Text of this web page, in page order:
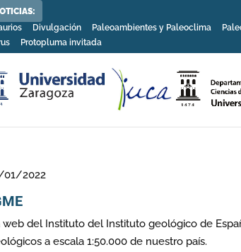
Divulgación Paleoambientes y Paleoclima
Protopluma invitada
01/2022
web del Instituto del Instituto geológico de
a escala 1:50.000 de nuestro país.